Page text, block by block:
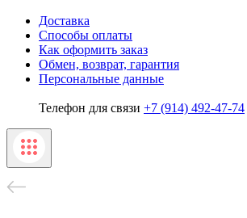
Доставка
Способы оплаты
Как оформить заказ
Обмен, возврат, гарантия
Персональные данные
Телефон для связи +7 (914) 492-47-74